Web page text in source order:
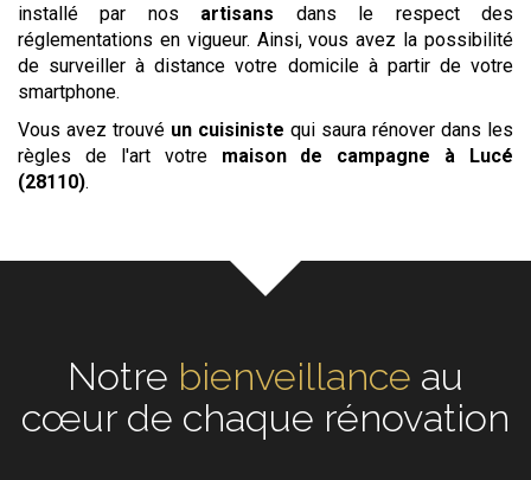
installé par nos artisans dans le respect des
réglementations en vigueur. Ainsi, vous avez la possibilité
de surveiller à distance votre domicile à partir de votre
smartphone.
Vous avez trouvé un cuisiniste qui saura rénover dans les
règles de l'art votre maison de campagne
à Lucé
(28110).
Notreécouteau cœur de
chaque rénovation